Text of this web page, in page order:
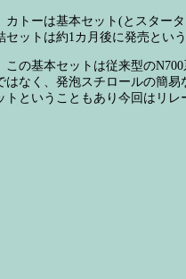
カトーは基本セット(とスター
セットは約1カ月後に発売とい
この基本セットは従来型の
はなく、発泡スチロールの簡
トということもあり今回はリレ